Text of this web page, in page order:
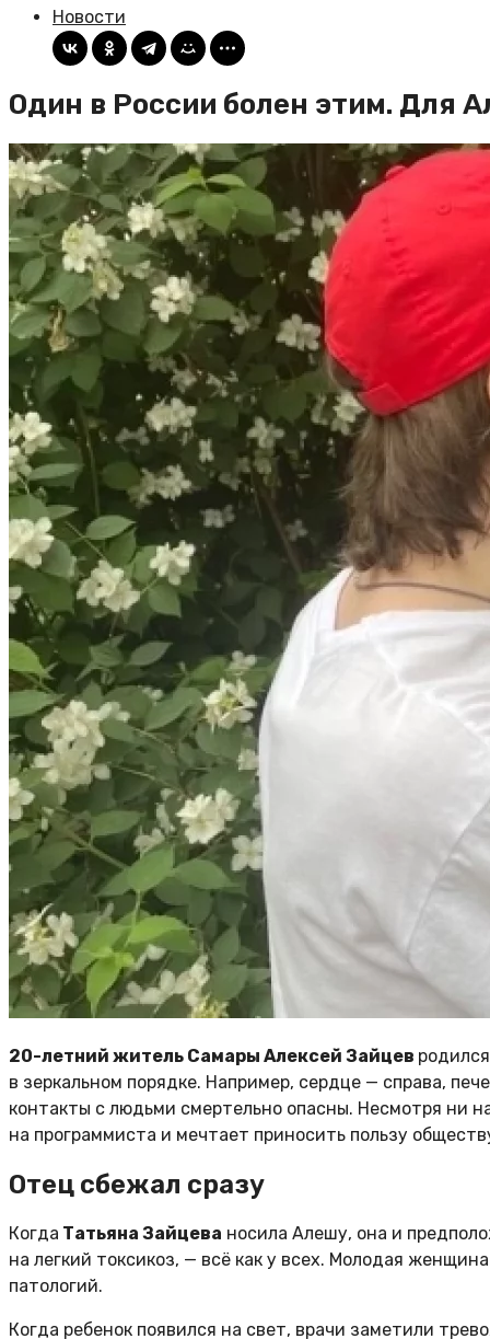
Новости
Один в России болен этим. Для
20-летний житель Самары Алексей Зайцев
в зеркальном порядке. Например, сердце — справа,
контакты с людьми смертельно опасны. Несмотря ни
на программиста и мечтает приносить пользу
Отец сбежал сразу
Когда Татьяна Зайцева носила Алешу, она и
на легкий токсикоз, — всё как у всех. Молодая
патологий.
Когда ребенок появился на свет, врачи заметили